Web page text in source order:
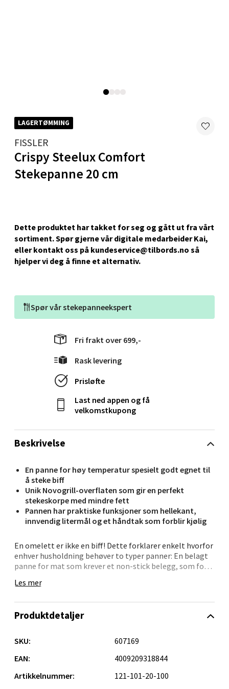
LAGERTØMMING
FISSLER
Crispy Steelux Comfort
Stekepanne 20 cm
Dette produktet har takket for seg og gått ut fra vårt
sortiment. Spør gjerne vår digitale medarbeider Kai,
eller kontakt oss på kundeservice@tilbords.no så
hjelper vi deg å ﬁnne et alternativ.
Beskrivelse
En panne for høy temperatur spesielt godt egnet til
å steke biff
Unik Novogrill-overflaten som gir en perfekt
stekeskorpe med mindre fett
Pannen har praktiske funksjoner som hellekant,
innvendig litermål og et håndtak som forblir kjølig
En omelett er ikke en biff! Dette forklarer enkelt hvorfor
enhver husholdning behøver to typer panner: En belagt
panne for mat som krever et non-stick belegg, som for
krever steking på veldig høy varme, som for eksempel
rustfritt stål.Fissler har utviklet den perfekte
temperatur, noe som er nødvendig for å skape en
karamellisering. Med den unike Novogrill-overflaten vil
Den vaffelformede overflaten sørger for at biffen blir
Les mer
Spør vårstekepanneekspert
Fri frakt over 699,-
Rask levering
Prisløfte
Last ned appen og få
velkomstkupong
Produktdetaljer
SKU:
607169
EAN:
4009209318844
Artikkelnummer:
121-101-20-100
Stavanger og Sandnes - Kilden
Senter
Velg
Stavanger og Sandnes - Kvadrat
0 i butikk
Laguneveien 1, 5239 Bergen
0 i butikk
Kristiansand - Markens
Åpent i dag 09-18